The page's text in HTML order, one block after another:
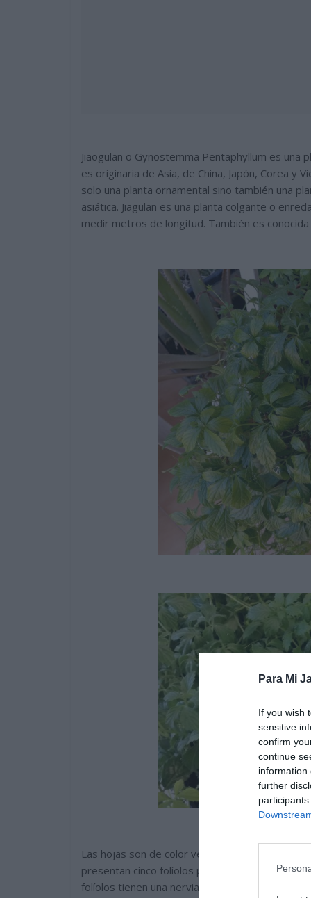
Para Mi
If you wish
sensitive
confirm
continue
information
further
Jiaogulan o Gynostemma Pentaphyllum es
es originaria de Asia, de China, Japón, Corea y
solo una planta ornamental sino también una
asiática. Jiagulan es una planta colgante o
medir metros de longitud. También es
Las hojas son de color verde y están
presentan cinco folíolos pero pueden tener
folíolos tienen una nerviación longitudinal muy